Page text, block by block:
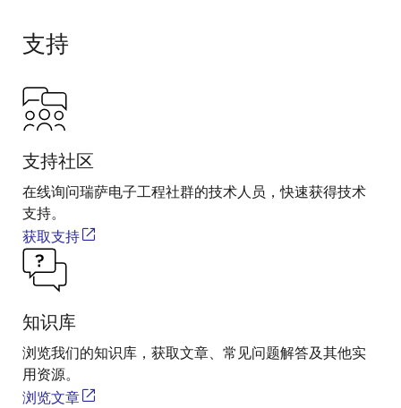
支持
支持社区
在线询问瑞萨电子工程社群的技术人员，快速获得技术
支持。
获取支持
知识库
浏览我们的知识库，获取文章、常见问题解答及其他实
用资源。
浏览文章